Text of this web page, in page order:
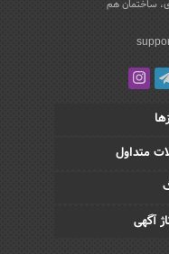
ساختمان هم
متداول
آگهی